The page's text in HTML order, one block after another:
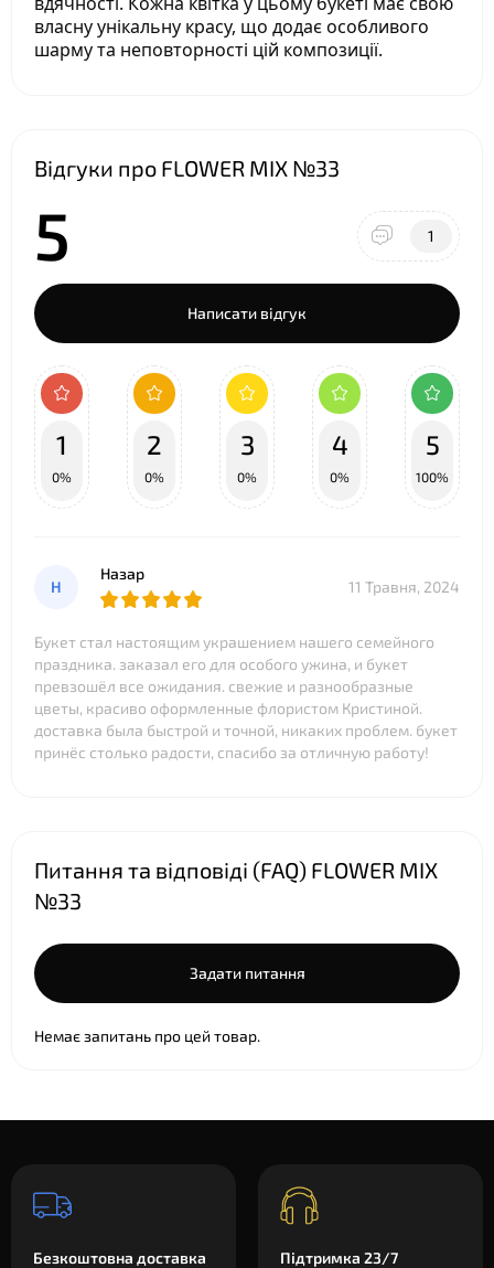
власну унікальну красу, що додає особливого
шарму та неповторності цій композиції.
Відгуки про FLOWER MIX №33
5 1
Написати відгук
1
0%
2
0%
3
0%
4
0%
5
100%
Н
Назар
11 Травня, 2024
Букет стал настоящим украшением нашего семейного
праздника. заказал его для особого ужина, и букет
превзошёл все ожидания. свежие и разнообразные
цветы, красиво оформленные флористом Кристиной.
доставка была быстрой и точной, никаких проблем. букет
принёс столько радости, спасибо за отличную работу!
Питання та відповіді (FAQ) FLOWER MIX
№33
Задати питання
Немає запитань про цей товар.
Безкоштовна доставка
Підтримка 23/7